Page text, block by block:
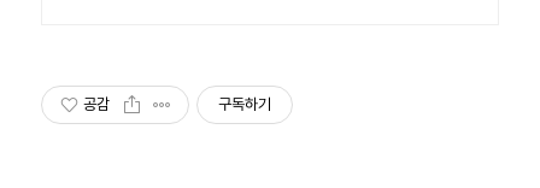
공감 구독하기